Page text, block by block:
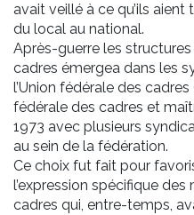
avait veillé à ce qu’ils
du local au national.
Après-guerre les
cadres émergea dans les
l’Union fédérale des cadres
fédérale des cadres et
1973 avec plusieurs
au sein de la fédération.
Ce choix fut fait pour
l’expression spécifique
cadres qui, entre-temps,